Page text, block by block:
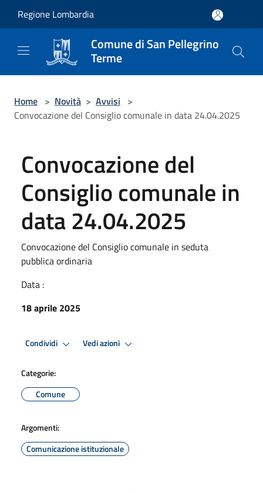
Regione Lombardia
Comune di San Pellegrino
Terme
Home > Novità > Avvisi >
Convocazione del Consiglio comunale in data 24.04.2025
Convocazione del
Consiglio comunale in
data 24.04.2025
Convocazione del Consiglio comunale in seduta
pubblica ordinaria
Data :
18 aprile 2025
Condividi Vedi azioni
Categorie:
Comune
Argomenti:
Comunicazione istituzionale